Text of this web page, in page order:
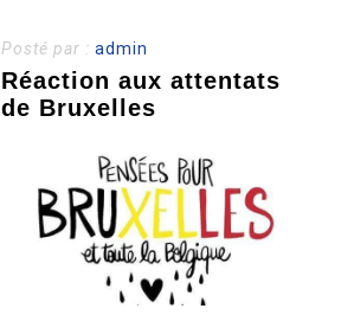
Posté par :admin
Réaction aux attentats
de Bruxelles